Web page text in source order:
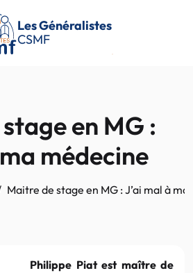
Les Généralistes
CSMF
en MG :
médecine
Maitre de stage en MG : J’ai mal à
Philippe Piat est maître de